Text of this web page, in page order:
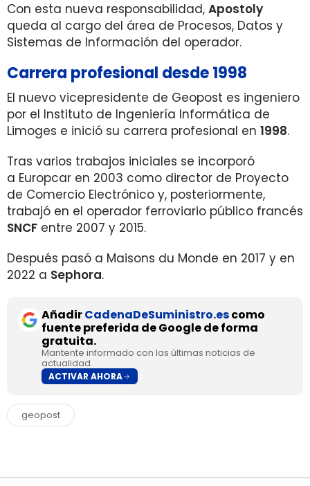
Con esta nueva responsabilidad, Apostoly
queda al cargo del área de Procesos, Datos y
Sistemas de Información del operador.
Carrera profesional desde 1998
El nuevo vicepresidente de Geopost es ingeniero
por el Instituto de Ingeniería Informática de
Limoges e inició su carrera profesional en 1998.
Tras varios trabajos iniciales se incorporó
a Europcar en 2003 como director de Proyecto
de Comercio Electrónico y, posteriormente,
trabajó en el operador ferroviario público francés
SNCF entre 2007 y 2015.
Después pasó a Maisons du Monde en 2017 y en
2022 a Sephora.
AñadirCadenaDeSuministro.escomo
fuente preferida de Google de forma
gratuita.
Mantente informado con las últimas noticias de
actualidad.
ACTIVAR AHORA
geopost